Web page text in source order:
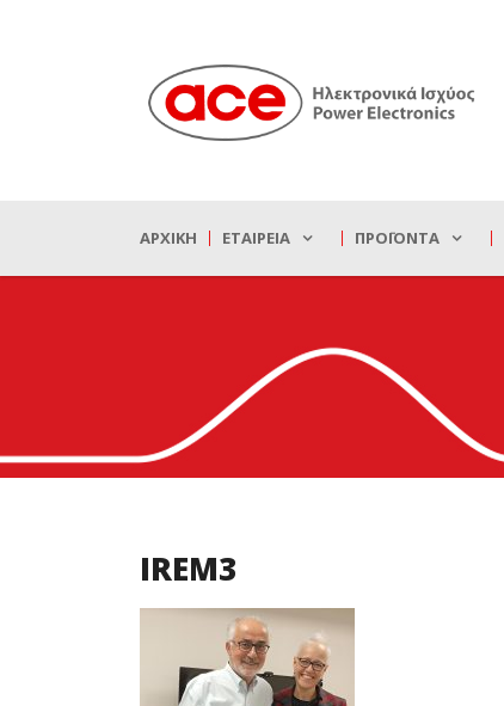
ΑΡΧΙΚΉ ΕΤΑΙΡΕΊΑ ΠΡΟΪΌΝΤΑ
IREM3